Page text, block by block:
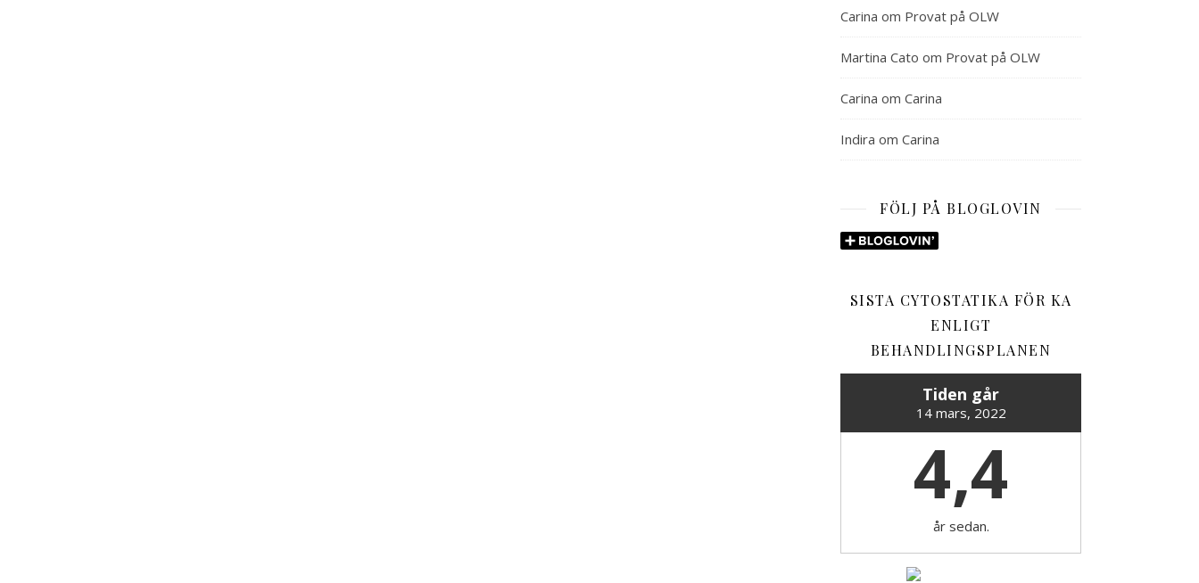
Carina om Provat på OLW
Martina Cato om Provat på OLW
Carina om Carina
Indira om Carina
FÖLJ PÅ BLOGLOVIN
SISTA CYTOSTATIKA FÖR KA
ENLIGT
BEHANDLINGSPLANEN
Tiden går
14 mars, 2022
4,4
år sedan.